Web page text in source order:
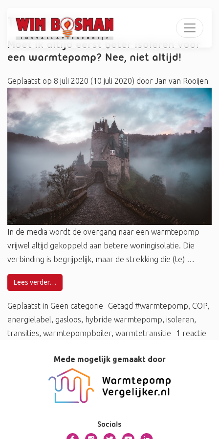
Tag:isoleren
Moet ik altijd eerst beter isoleren voor
een warmtepomp? Nee, niet altijd!
Geplaatst op 8 juli 2020 (10 juli 2020) door Jan van Rooijen
In de media wordt de overgang naar een warmtepomp
vrijwel altijd gekoppeld aan betere woningisolatie. Die
verbinding is begrijpelijk, maar de strekking die (te) …
Lees verder…
Geplaatst in Geen categorie Getagd #warmtepomp COP
energielabel
gasloos hybride warmtepomp isoleren
transities warmtepompboiler, warmtetransitie 1 reactie
Mede mogelijk gemaakt door
Socials